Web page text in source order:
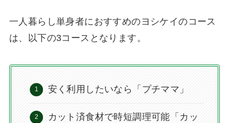
一人暮らし単身者におすすめのヨシケイのコース
は、以下の3コースとなります。
安く利用したいなら「プチママ」
カット済食材で時短調理可能「カッ